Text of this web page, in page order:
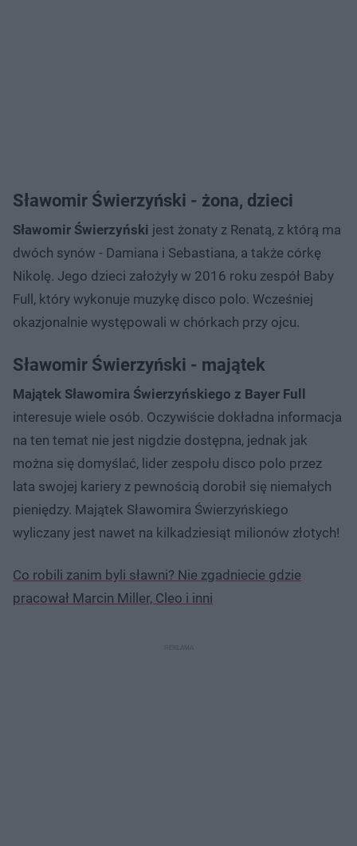
Sławomir Świerzyński - żona, dzieci
Sławomir Świerzyński jest żonaty z Renatą, z którą ma
dwóch synów - Damiana i Sebastiana, a także córkę
Nikolę. Jego dzieci założyły w 2016 roku zespół Baby
Full, który wykonuje muzykę disco polo. Wcześniej
okazjonalnie występowali w chórkach przy ojcu.
Sławomir Świerzyński - majątek
Majątek Sławomira Świerzyńskiego z Bayer Full
interesuje wiele osób. Oczywiście dokładna informacja
na ten temat nie jest nigdzie dostępna, jednak jak
można się domyślać, lider zespołu disco polo przez
lata swojej kariery z pewnością dorobił się niemałych
pieniędzy. Majątek Sławomira Świerzyńskiego
wyliczany jest nawet na kilkadziesiąt milionów złotych!
Co robili zanim byli sławni? Nie zgadniecie gdzie
pracował Marcin Miller, Cleo i inni